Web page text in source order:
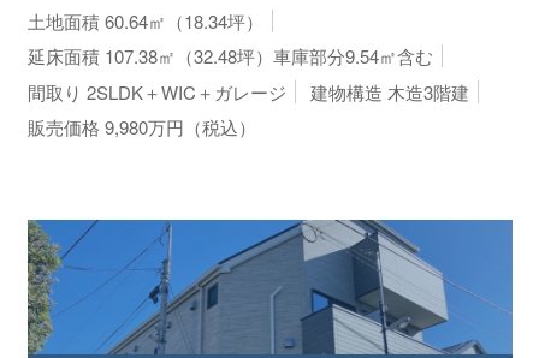
土地面積 60.64㎡（18.34坪）
延床面積 107.38㎡（32.48坪）車庫部分9.54㎡含む
間取り 2SLDK＋WIC＋ガレージ
建物構造 木造3階建
販売価格 9,980万円（税込）